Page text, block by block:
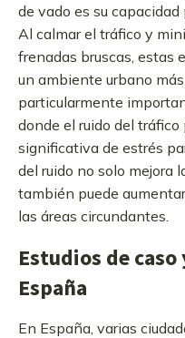
de vado es su capacidad
Al calmar el tráfico y
frenadas bruscas, estas
un ambiente urbano
particularmente
donde el ruido del
significativa de estrés
del ruido no solo mejora
también puede
las áreas circundantes.
Estudios de
España
En España, varias